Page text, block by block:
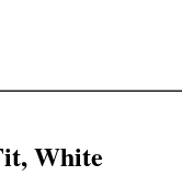
White